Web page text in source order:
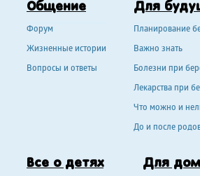
Общение
Форум
Жизненные истории
Вопросы и ответы
Для
Планирование
Важно знать
Болезни при
Лекарства при
Что можно и
До и после
Все о детях Для